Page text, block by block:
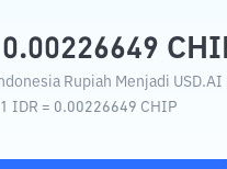
0.00226649
Rupiah Menjadi USD.AI
IDR = 0.00226649 CHIP